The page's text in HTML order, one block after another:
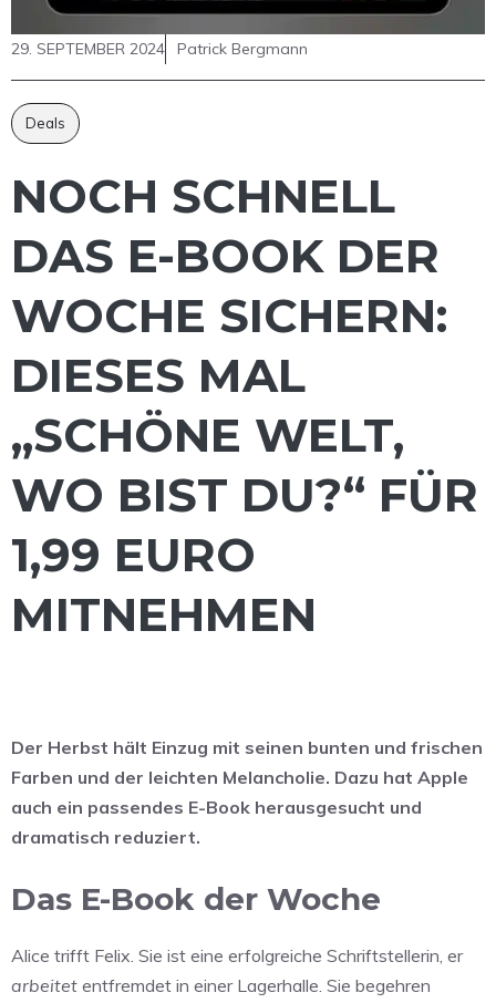
29. SEPTEMBER 2024 Patrick Bergmann
Deals
NOCH SCHNELL
DAS E-BOOK DER
WOCHE SICHERN:
DIESES MAL
„SCHÖNE WELT,
WO BIST DU?“ FÜR
1,99 EURO
MITNEHMEN
Der Herbst hält Einzug mit seinen bunten und frischen
Farben und der leichten Melancholie. Dazu hat Apple
auch ein passendes E-Book herausgesucht und
dramatisch reduziert.
Das E-Book der Woche
Alice trifft Felix. Sie ist eine erfolgreiche Schriftstellerin, er
arbeitet entfremdet in einer Lagerhalle. Sie begehren